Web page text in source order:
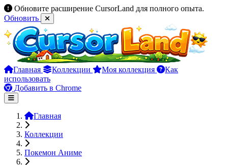
Обновите расширение CursorLand для полного опыта.
Обновить
Главная Коллекции Моя коллекция
Как
использовать
Добавить в Chrome
Главная
Коллекции
Покемон Аниме